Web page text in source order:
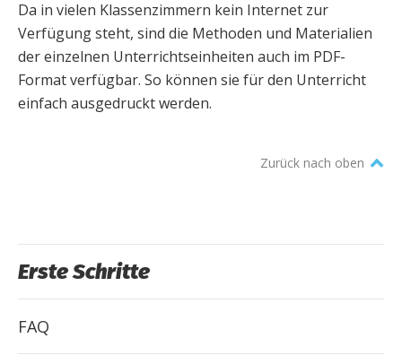
Da in vielen Klassenzimmern kein Internet zur
Verfügung steht, sind die Methoden und Materialien
der einzelnen Unterrichtseinheiten auch im PDF-
Format verfügbar. So können sie für den Unterricht
einfach ausgedruckt werden.
Zurück nach oben
Erste Schritte
FAQ